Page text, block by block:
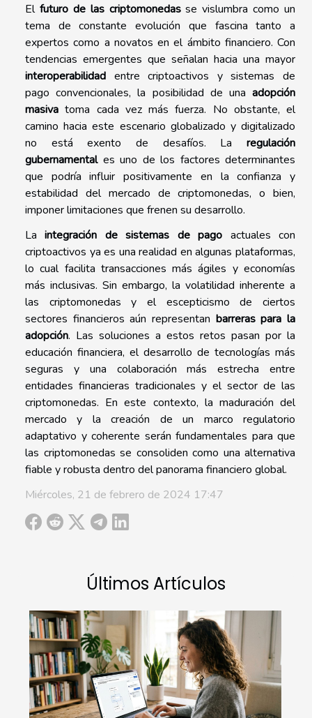
Últimos Artículos
El futuro de las criptomonedasse vislumbra como un
tema de constante evolución que fascina tanto a
expertos como a novatos en el ámbito financiero. Con
tendencias emergentes que señalan hacia una mayor
interoperabilidad entre criptoactivos y sistemas de
pago convencionales, la posibilidad de una adopción
masiva toma cada vez más fuerza. No obstante, el
camino hacia este escenario globalizado y digitalizado
no está exento de desafíos. La regulación
gubernamentales uno de los factores determinantes
que podría influir positivamente en la confianza y
estabilidad del mercado de criptomonedas, o bien,
imponer limitaciones que frenen su desarrollo.
Laintegración de sistemas de pago actuales con
criptoactivos ya es una realidad en algunas plataformas,
lo cual facilita transacciones más ágiles y economías
más inclusivas. Sin embargo, la volatilidad inherente a
las criptomonedas y el escepticismo de ciertos
sectores financieros aún representan barreras para la
adopción. Las soluciones a estos retos pasan por la
educación financiera, el desarrollo de tecnologías más
seguras y una colaboración más estrecha entre
entidades financieras tradicionales y el sector de las
criptomonedas. En este contexto, la maduración del
mercado y la creación de un marco regulatorio
adaptativo y coherente serán fundamentales para que
las criptomonedas se consoliden como una alternativa
fiable y robusta dentro del panorama financiero global.
Miércoles, 21 de febrero de 2024 17:47